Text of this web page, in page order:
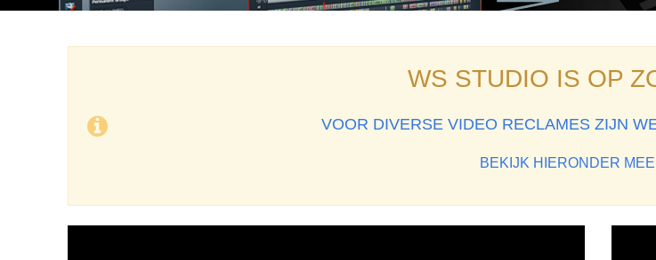
WS STUDIO IS OP
VOOR DIVERSE VIDEO RECLAMES ZIJN
BEKIJK HIERONDER